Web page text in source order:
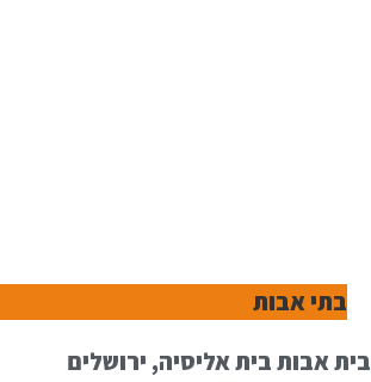
בתי אבות
בית אבות בית אליסיה, ירושלים